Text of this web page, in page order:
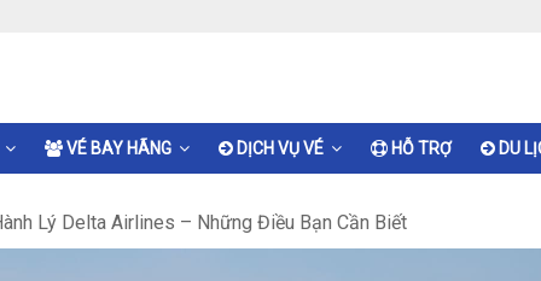
VÉ BAY HÃNG DỊCH VỤ VÉ HỖ TRỢ DU
Lý Delta Airlines – Những Điều Bạn Cần Biết